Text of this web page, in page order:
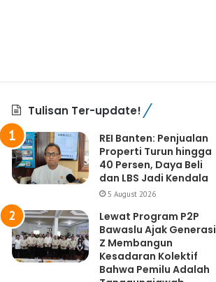
Tulisan Ter-update!
REI Banten: Penjualan
Properti Turun hingga
40 Persen, Daya Beli
dan LBS Jadi Kendala
5 August 2026
Lewat Program P2P
Bawaslu Ajak Generasi
Z Membangun
Kesadaran Kolektif
Bahwa Pemilu Adalah